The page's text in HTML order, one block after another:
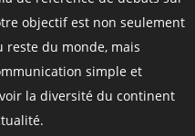
objectif est non seulement
reste du monde, mais
simple et
la diversité du continent